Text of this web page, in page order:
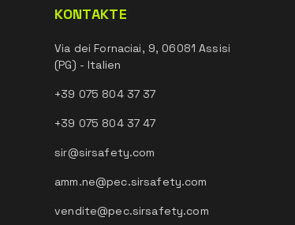
KONTAKTE
Via dei Fornaciai, 9, 06081 Assisi
(PG) - Italien
+39 075 804 37 37
+39 075 804 37 47
sir@sirsafety.com
amm.ne@pec.sirsafety.com
vendite@pec.sirsafety.com